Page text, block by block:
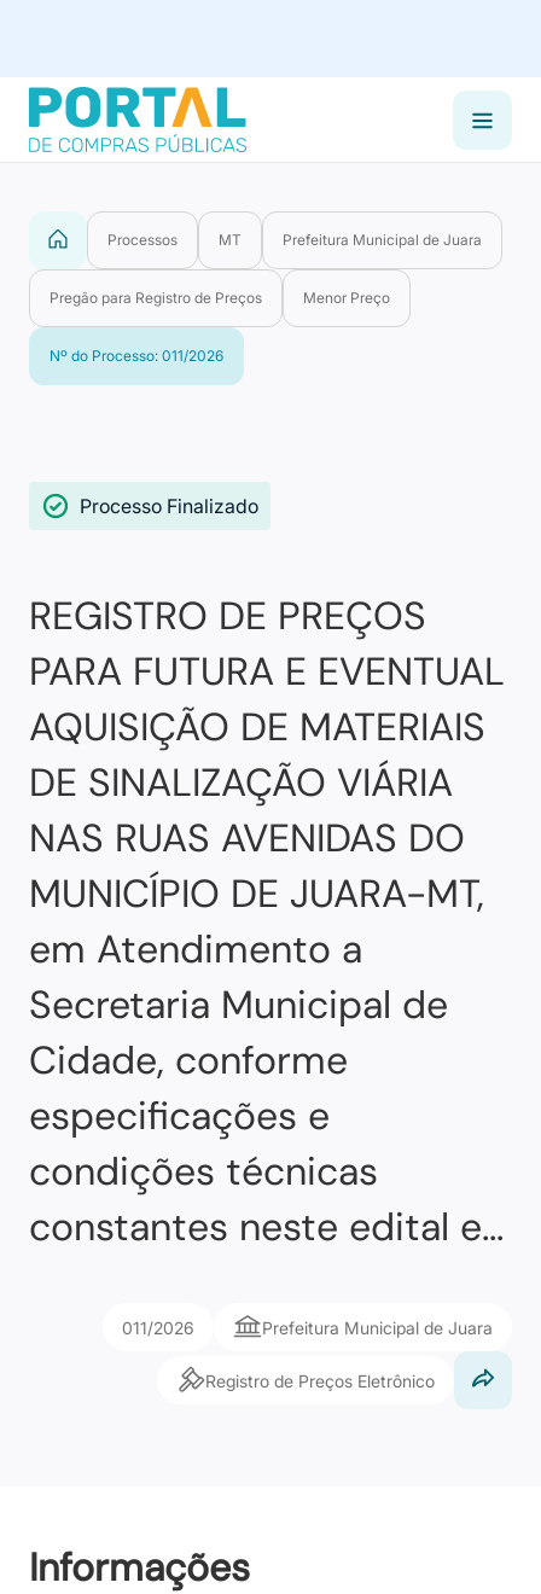
Processos MT Prefeitura Municipal de Juara
Pregão para Registro de Preços Menor Preço
Nº do Processo: 011/2026
Processo Finalizado
REGISTRO DE PREÇOS
PARA FUTURA E EVENTUAL
AQUISIÇÃO DE MATERIAIS
DE SINALIZAÇÃO VIÁRIA
NAS RUAS AVENIDAS DO
MUNICÍPIO DE JUARA-MT,
em Atendimento a
Secretaria Municipal de
Cidade, conforme
especificações e
condições técnicas
constantes neste edital e...
011/2026 Prefeitura Municipal de Juara
Registro de Preços Eletrônico
Informações